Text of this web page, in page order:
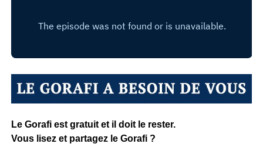
Le Gorafi est gratuit et il doit le rester.
Vous lisez et partagez le Gorafi ?